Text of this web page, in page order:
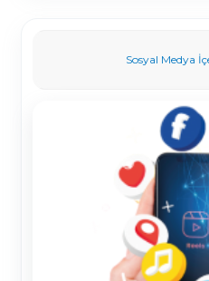
Sosyal Medya